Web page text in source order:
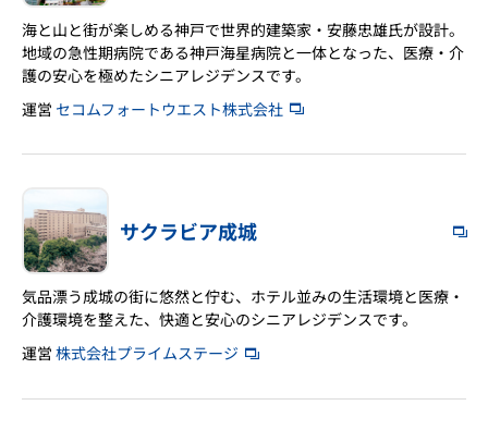
海と山と街が楽しめる神戸で世界的建築家・安藤忠雄氏が設計。
地域の急性期病院である神戸海星病院と一体となった、医療・介
護の安心を極めたシニアレジデンスです。
運営 セコムフォートウエスト株式会社
サクラビア成城
気品漂う成城の街に悠然と佇む、ホテル並みの生活環境と医療・
介護環境を整えた、快適と安心のシニアレジデンスです。
運営 株式会社プライムステージ